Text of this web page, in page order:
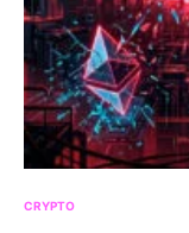
CRYPTO